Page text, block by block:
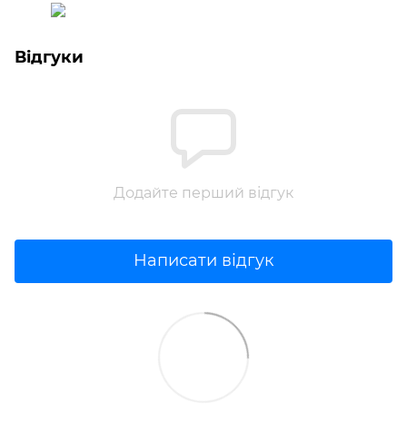
Відгуки
Додайте перший відгук
Написати відгук